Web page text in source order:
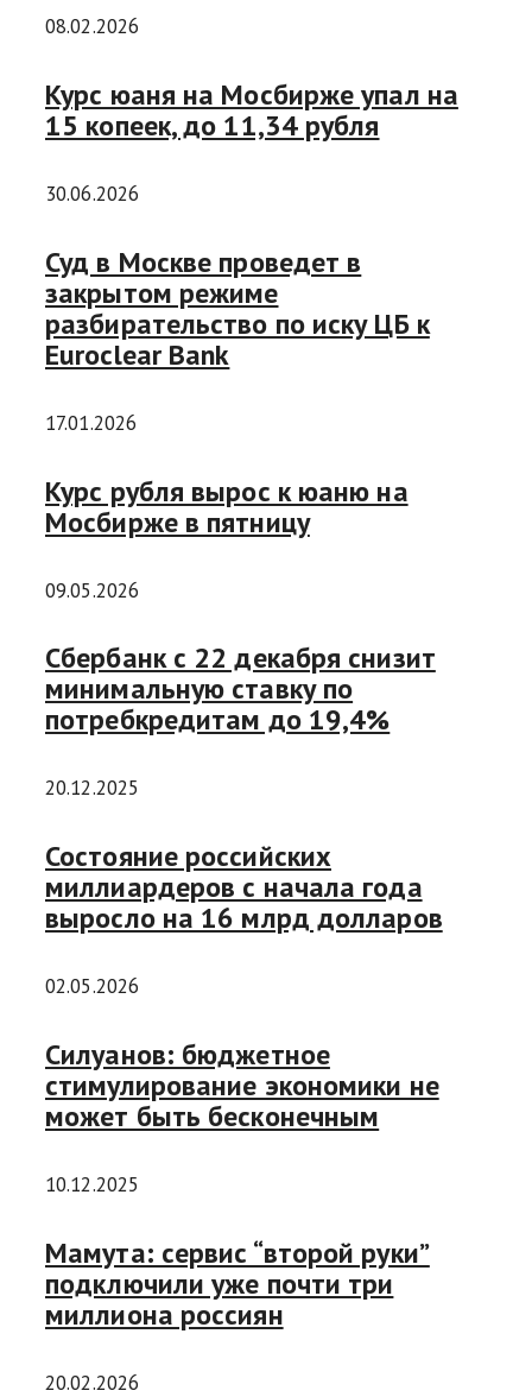
08.02.2026
Курс юаня на Мосбирже упал на
15 копеек, до 11,34 рубля
30.06.2026
Суд в Москве проведет в
закрытом режиме
разбирательство по иску ЦБ к
Euroclear Bank
17.01.2026
Курс рубля вырос к юаню на
Мосбирже в пятницу
09.05.2026
Сбербанк с 22 декабря снизит
минимальную ставку по
потребкредитам до 19,4%
20.12.2025
Состояние российских
миллиардеров с начала года
выросло на 16 млрд долларов
02.05.2026
Силуанов: бюджетное
стимулирование экономики не
может быть бесконечным
10.12.2025
Мамута: сервис “второй руки”
подключили уже почти три
миллиона россиян
20.02.2026